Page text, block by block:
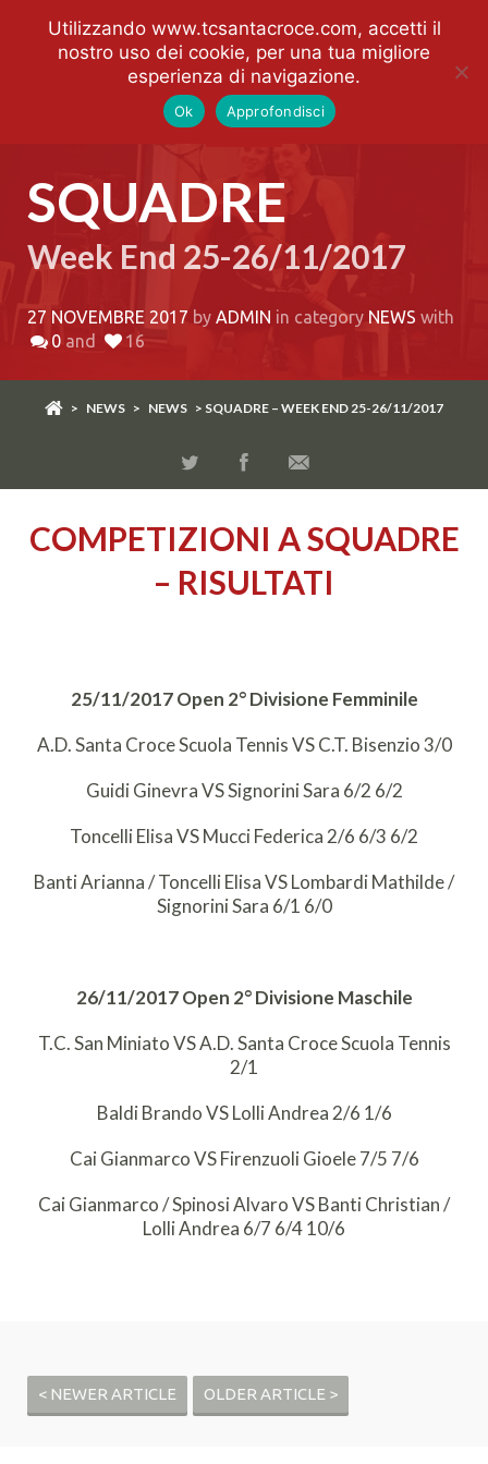
SQUADRE
Week End 25-26/11/2017
27 NOVEMBRE 2017 by ADMIN in category NEWS with
0 and 16
> NEWS > NEWS > SQUADRE – WEEK END 25-26/11/2017
COMPETIZIONI A SQUADRE
– RISULTATI
25/11/2017 Open 2° Divisione Femminile
A.D. Santa Croce Scuola Tennis VS C.T. Bisenzio 3/0
Guidi Ginevra VS Signorini Sara 6/2 6/2
Toncelli Elisa VS Mucci Federica 2/6 6/3 6/2
Banti Arianna / Toncelli Elisa VS Lombardi Mathilde /
Signorini Sara 6/1 6/0
26/11/2017 Open 2° Divisione Maschile
T.C. San Miniato VS A.D. Santa Croce Scuola Tennis
2/1
Baldi Brando VS Lolli Andrea 2/6 1/6
Cai Gianmarco VS Firenzuoli Gioele 7/5 7/6
Cai Gianmarco / Spinosi Alvaro VS Banti Christian /
Lolli Andrea 6/7 6/4 10/6
< NEWER ARTICLE OLDER ARTICLE >
Utilizzando www.tcsantacroce.com, accetti il
nostro uso dei cookie, per una tua migliore
esperienza di navigazione.
Ok Approfondisci